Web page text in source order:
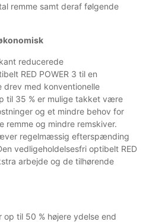
remme samt deraf følgende
reducerede
RED POWER 3 til en
drev med konventionelle
til 35 % er mulige takket være
og et mindre behov for
og mindre remskiver.
regelmæssig efterspænding
vedligeholdelsesfri optibelt RED
arbejde og de tilhørende
op til 50 % højere ydelse end